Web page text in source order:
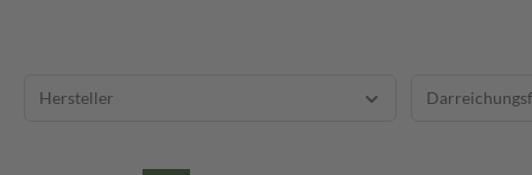
Hersteller